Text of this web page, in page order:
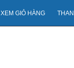
XEM GIỎ HÀNG